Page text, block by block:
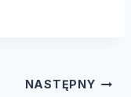
NASTĘPNY